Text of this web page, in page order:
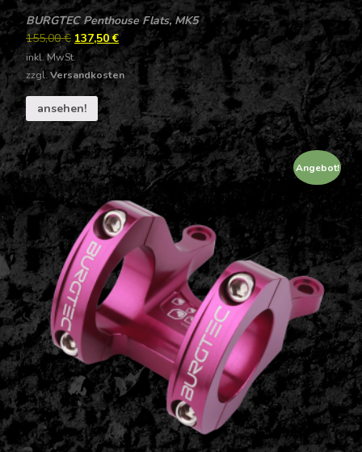
BURGTEC Penthouse Flats, MK5
155,00€ 137,50€
inkl. MwSt.
zzgl.Versandkosten
ansehen!
Angebot!